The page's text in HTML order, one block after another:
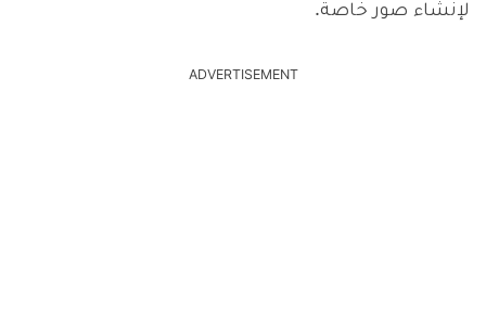
لإنشاء صور خاصة.
ADVERTISEMENT